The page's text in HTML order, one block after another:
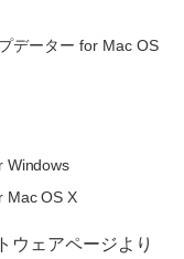
データー for Mac OS
Windows
Mac OS X
ウェアページより